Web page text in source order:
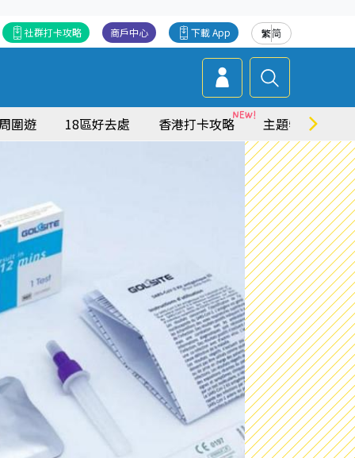
繁简
下載 App
商戶中心
社群打卡攻略
圍遊 18區好去處 香港打卡攻略 主題特集